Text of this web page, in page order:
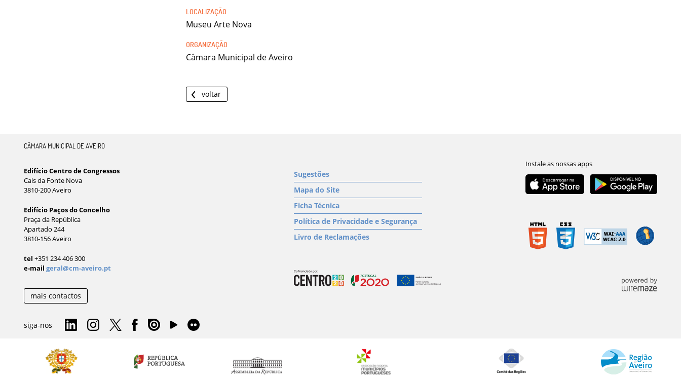
Museu Arte Nova
Câmara Municipal de Aveiro
voltar
CÂMARA MUNICIPAL DE AVEIRO
Edifício Centro de Congressos
Cais da Fonte Nova
3810-200 Aveiro
Edifício Paços do Concelho
Praça da República
Apartado 244
3810-156 Aveiro
tel +351 234 406 300
e-mail geral@cm-aveiro.pt
mais contactos
siga-nos
Sugestões
Mapa do Site
Ficha Técnica
Política de Privacidade e Segurança
Livro de Reclamações